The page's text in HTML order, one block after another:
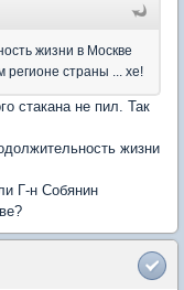
жизни в Москве
страны ... хе!
стакана не пил. Так
жизни
Г-н Собянин